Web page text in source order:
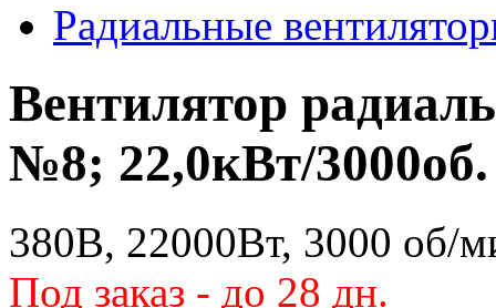
Радиальные
Вентилятор
№8; 22,0кВт/3000об.
380В, 22000Вт, 3000 об/
Под заказ - до 28 дн.